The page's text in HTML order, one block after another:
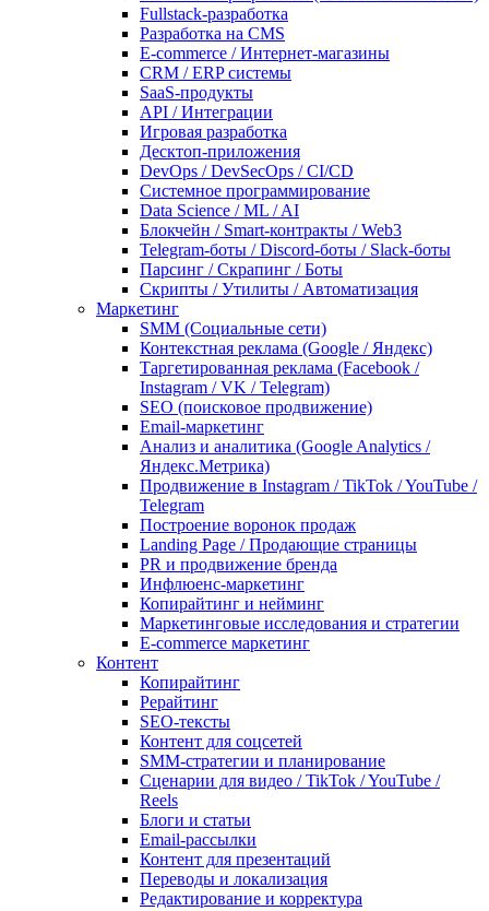
Fullstack-разработка
Разработка на CMS
E-commerce / Интернет-магазины
CRM / ERP системы
SaaS-продукты
API / Интеграции
Игровая разработка
Десктоп-приложения
DevOps / DevSecOps / CI/CD
Системное программирование
Data Science / ML / AI
Блокчейн / Smart-контракты / Web3
Telegram-боты / Discord-боты / Slack-боты
Парсинг / Скрапинг / Боты
Скрипты / Утилиты / Автоматизация
Маркетинг
SMM (Социальные сети)
Контекстная реклама (Google / Яндекс)
Таргетированная реклама (Facebook /
Instagram / VK / Telegram)
SEO (поисковое продвижение)
Email-маркетинг
Анализ и аналитика (Google Analytics /
Яндекс.Метрика)
Продвижение в Instagram / TikTok / YouTube /
Telegram
Построение воронок продаж
Landing Page / Продающие страницы
PR и продвижение бренда
Инфлюенс-маркетинг
Копирайтинг и нейминг
Маркетинговые исследования и стратегии
E-commerce маркетинг
Контент
Копирайтинг
Рерайтинг
SEO-тексты
Контент для соцсетей
SMM-стратегии и планирование
Сценарии для видео / TikTok / YouTube /
Reels
Блоги и статьи
Email-рассылки
Контент для презентаций
Переводы и локализация
Редактирование и корректура